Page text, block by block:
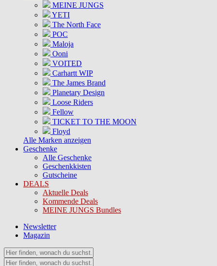
MEINE JUNGS
YETI
The North Face
POC
Maloja
Ooni
VOITED
Carhartt WIP
The James Brand
Planetary Design
Loose Riders
Fellow
TICKET TO THE MOON
Floyd
Alle Marken anzeigen
Geschenke
Alle Geschenke
Geschenkkisten
Gutscheine
DEALS
Aktuelle Deals
Kommende Deals
MEINE JUNGS Bundles
Newsletter
Magazin